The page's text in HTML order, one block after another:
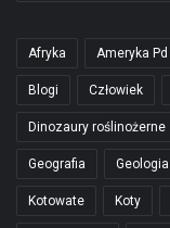
Afryka Ameryka Pd
Blogi Człowiek
Dinozaury roślinożerne
Geografia Geologia
Kotowate Koty